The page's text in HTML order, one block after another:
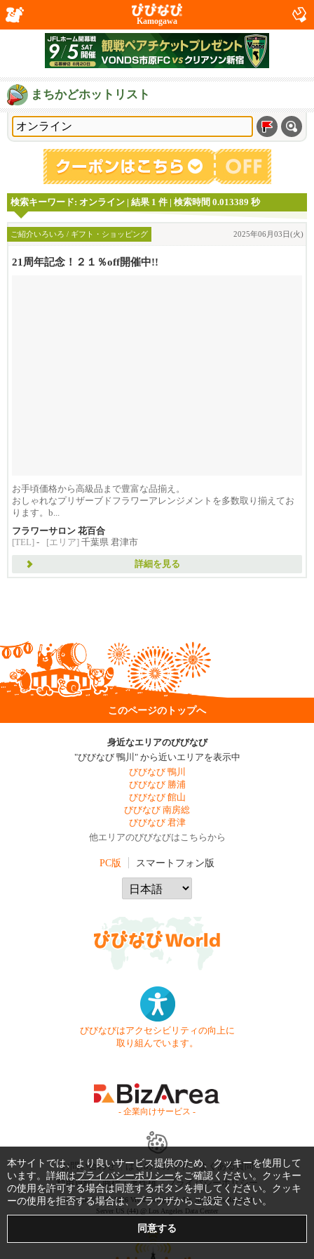
Kamogawa
まちかどホットリスト
検索キーワード: オンライン | 結果 1 件 | 検索時間 0.013389 秒
ご紹介いろいろ / ギフト・ショッピング 2025年06月03日(火)
21周年記念！２１％off開催中!!
お手頃価格から高級品まで豊富な品揃え。
おしゃれなプリザーブドフラワーアレンジメントを多数取り揃えてお
ります。b...
フラワーサロン 花百合
[TEL] - [エリア] 千葉県 君津市
詳細を見る
このページのトップへ
身近なエリアのびびなび
"びびなび 鴨川" から近いエリアを表示中
びびなび 鴨川
びびなび 勝浦
びびなび 館山
びびなび 南房総
びびなび 君津
他エリアのびびなびはこちらから
PC版 スマートフォン版
びびなびはアクセシビリティの向上に
取り組んでいます。
- 企業向けサービス -
お問い合わせ はじめてガイド
よくある質問
利用規約
商標・著作権 プライバシーポリシー
Copyright © 1999-2026 Vivid Navigation, Inc. All Rights Reserved.
Server US (44) @ Los Angeles Data Center
本サイトでは、より良いサービス提供のため、クッキーを使用して
います。詳細はプライバシーポリシーをご確認ください。クッキー
の使用を許可する場合は同意するボタンを押してください。クッキ
ーの使用を拒否する場合は、ブラウザからご設定ください。